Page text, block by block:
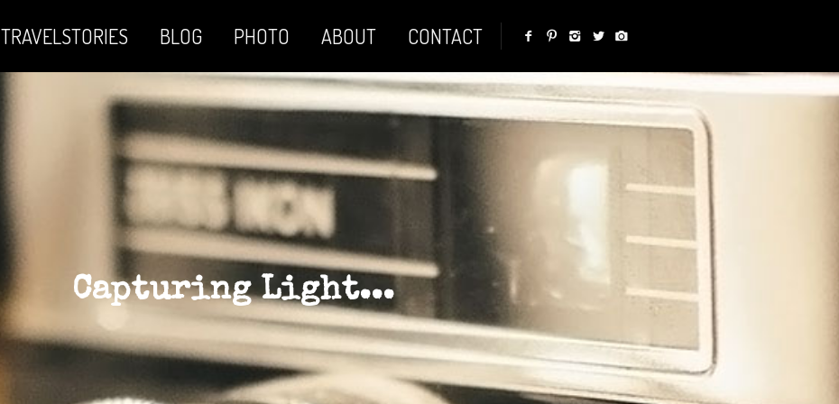
TRAVELSTORIES BLOG PHOTO ABOUT CONTACT
Capturing Light...